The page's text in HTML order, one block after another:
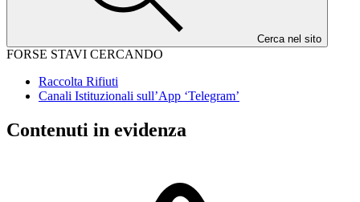
Cerca nel sito
FORSE STAVI CERCANDO
Raccolta Rifiuti
Canali Istituzionali sull’App ‘Telegram’
Contenuti in evidenza